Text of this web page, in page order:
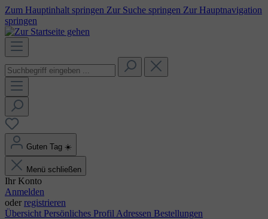
Zum Hauptinhalt springen Zur Suche springen Zur Hauptnavigation
springen
Guten Tag ☀️
Menü schließen
Ihr Konto
Anmelden
oder registrieren
Übersicht Persönliches Profil Adressen Bestellungen